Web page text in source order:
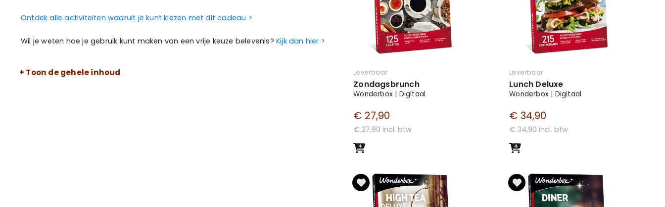
Ontdek alle activiteiten waaruit je kunt kiezen met dit cadeau >
Wil je weten hoe je gebruik kunt maken van een vrije keuze belevenis? Kijk dan hier >
+ Toon de gehele inhoud Leverbaar
Zondagsbrunch
Wonderbox | Digitaal
€ 27,90
€ 27,90 incl. btw
Leverbaar
Lunch Deluxe
Wonderbox | Digitaal
€ 34,90
€ 34,90 incl. btw